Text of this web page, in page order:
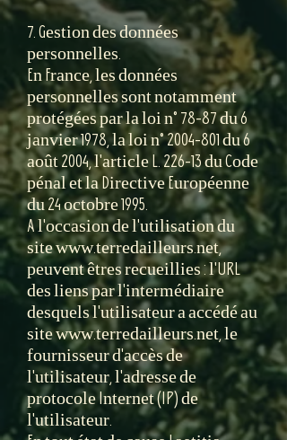
7. Gestion des données
personnelles.
En France, les données
personnelles sont notamment
protégées par la loi n° 78-87 du 6
janvier 1978, la loi n°2004-801du 6
août 2004, l'article L. 226-13 du Code
pénal et la Directive Européenne
du 24 octobre 1995.
A l'occasion de l'utilisation du
site www.terredailleurs.net,
peuvent êtres recueillies : l'URL
des liens par l'intermédiaire
desquels l'utilisateur a accédé au
site www.terredailleurs.net, le
fournisseur d'accès de
l'utilisateur, l'adresse de
protocole Internet (IP) de
l'utilisateur.